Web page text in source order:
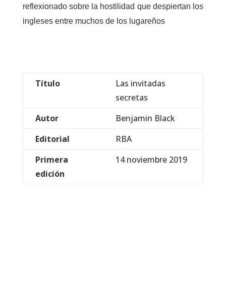
reflexionado sobre la hostilidad que despiertan los
ingleses entre muchos de los lugareños
Título
Las invitadas
secretas
Autor
Benjamin Black
Editorial
RBA
Primera
edición
14 noviembre 2019